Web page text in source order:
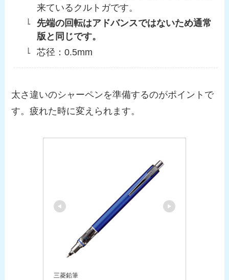
来ているクルトガです。
先端の回転はアドバンスではないため通常
版と同じです。
芯径：0.5mm
太さ違いのシャーペンを準備するのがポイントで
す。疲れた時に変えられます。
三菱鉛筆